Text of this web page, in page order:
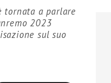
tornata a parlare
2023
sul suo